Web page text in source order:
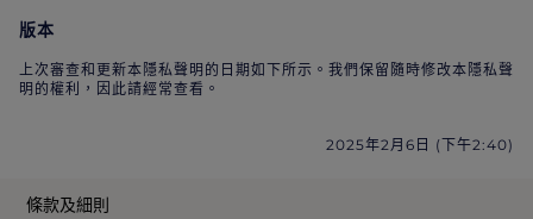
版本
上次審查和更新本隱私聲明的日期如下所示。我們保留隨時修改本隱私聲
明的權利，因此請經常查看。
2025年2月6日 (下午2:40)
條款及細則